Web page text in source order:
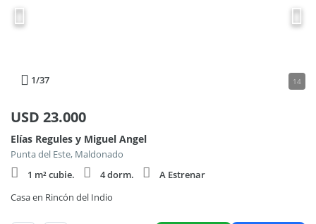
1/37 14
USD 23.000
Elías Regules y Miguel Angel
Punta del Este, Maldonado
1 m² cubie.
4 dorm.
A Estrenar
Casa en Rincón del Indio